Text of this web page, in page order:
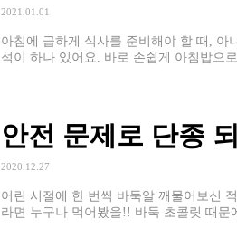
2021.01.01
아침에 급하게 식사를 준비해야 할 때, 아
석이 하나 있어요. 바로 손쉽게 아침밥으
안전 문제로 단종
2020.12.27
어린 시절에 한 번씩 바둑알 깨물어보신
라면 누구나 먹어봤을!! 바둑 초콜릿 때문